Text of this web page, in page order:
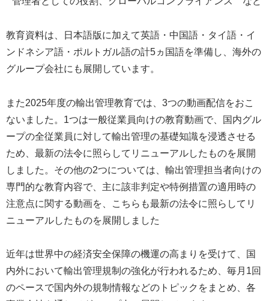
教育資料は、日本語版に加えて英語・中国語・タイ語・イ
ンドネシア語・ポルトガル語の計5ヵ国語を準備し、海外の
グループ会社にも展開しています。
また2025年度の輸出管理教育では、3つの動画配信をおこ
ないました。1つは一般従業員向けの教育動画で、国内グル
ープの全従業員に対して輸出管理の基礎知識を浸透させる
ため、最新の法令に照らしてリニューアルしたものを展開
しました。その他の2つについては、輸出管理担当者向けの
専門的な教育内容で、主に該非判定や特例措置の適用時の
注意点に関する動画を、こちらも最新の法令に照らしてリ
ニューアルしたものを展開しました
近年は世界中の経済安全保障の機運の高まりを受けて、国
内外において輸出管理規制の強化が行われるため、毎月1回
のペースで国内外の規制情報などのトピックをまとめ、各